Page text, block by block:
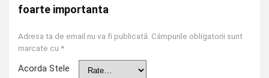
foarte importanta
Adresa ta de email nu va fi publicată. Câmpurile obligatorii sunt
marcate cu *
Acorda Stele